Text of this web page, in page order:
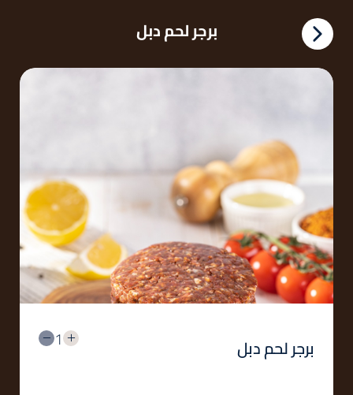
برجر لحم دبل
برجر لحم دبل 1